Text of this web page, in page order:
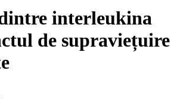
interleukina
de supraviețuire